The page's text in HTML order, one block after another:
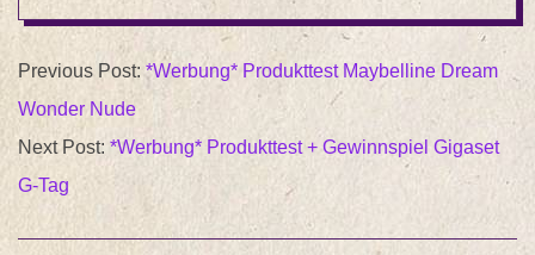
2015-
03-
29
Previous Post:*Werbung* Produkttest Maybelline Dream
Wonder Nude
Next Post: *Werbung* Produkttest + Gewinnspiel Gigaset
G-Tag